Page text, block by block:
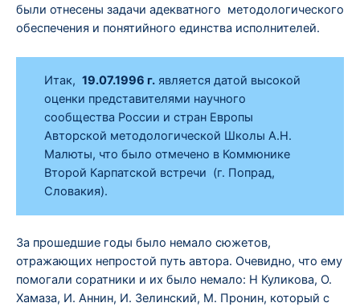
были отнесены задачи адекватного методологического
обеспечения и понятийного единства исполнителей.
Итак, 19.07.1996 г.является датой высокой
оценки представителями научного
сообщества России и стран Европы
Авторской методологической Школы А.Н.
Малюты, что было отмечено в Коммюнике
Второй Карпатской встречи (г. Попрад,
Словакия).
За прошедшие годы было немало сюжетов,
отражающих непростой путь автора. Очевидно, что ему
помогали соратники и их было немало: Н Куликова, О.
Хамаза, И. Аннин, И. Зелинский, М. Пронин, который с